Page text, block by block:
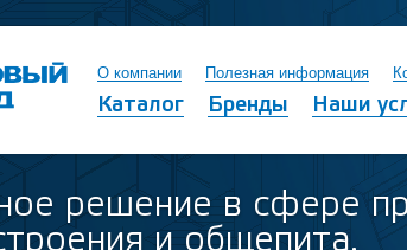
О компании Полезная информация
Каталог Бренды Наши
решение в сфере
и общепита.